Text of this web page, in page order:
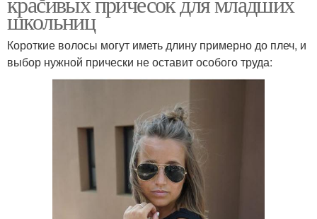
школьниц
Короткие волосы могут иметь длину примерно до плеч, и
выбор нужной прически не оставит особого труда: